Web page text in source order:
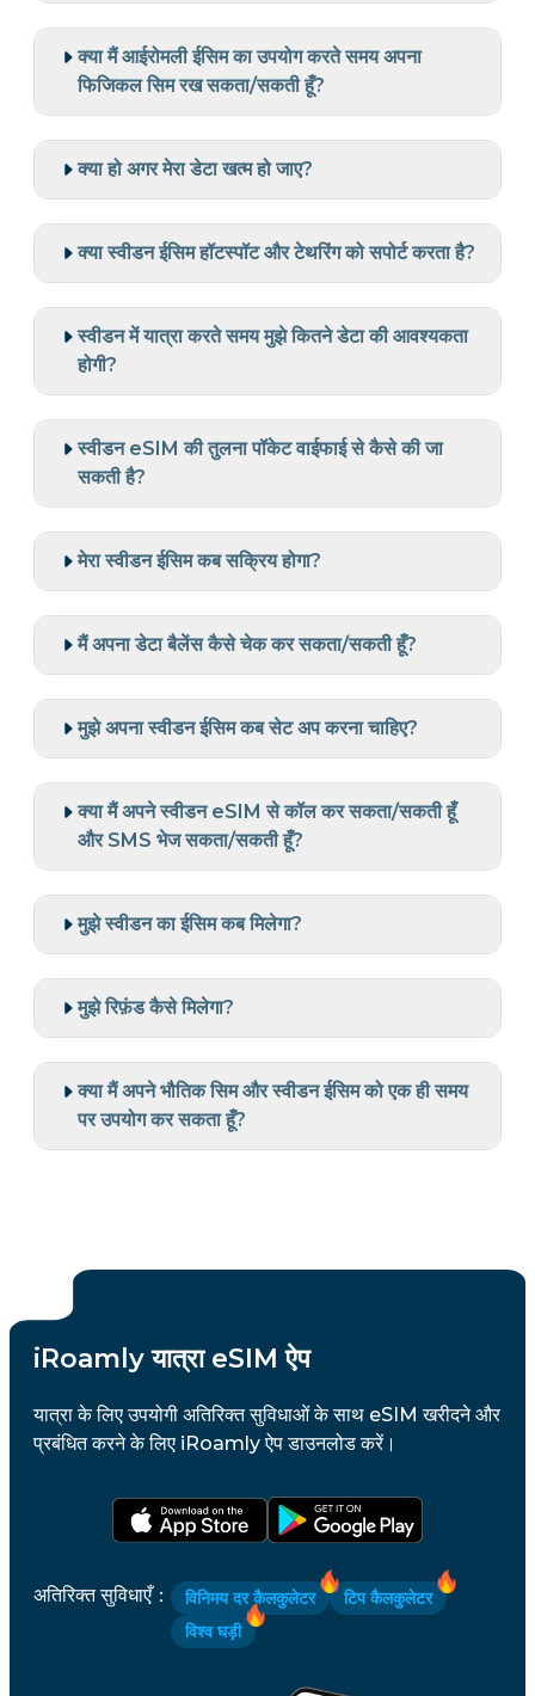
क्या मैं आईरोमली ईसिम का उपयोग करते समय अपना
फिजिकल सिम रख सकता/सकती हूँ?
क्या हो अगर मेरा डेटा खत्म हो जाए?
क्या स्वीडन ईसिम हॉटस्पॉट और टेथरिंग को सपोर्ट करता है?
स्वीडन में यात्रा करते समय मुझे कितने डेटा की आवश्यकता
होगी?
स्वीडन eSIM की तुलना पॉकेट वाईफाई से कैसे की जा
सकती है?
मेरा स्वीडन ईसिम कब सक्रिय होगा?
मैं अपना डेटा बैलेंस कैसे चेक कर सकता/सकती हूँ?
मुझे अपना स्वीडन ईसिम कब सेट अप करना चाहिए?
क्या मैं अपने स्वीडन eSIM से कॉल कर सकता/सकती हूँ
और SMS भेज सकता/सकती हूँ?
मुझे स्वीडन का ईसिम कब मिलेगा?
मुझे रिफ़ंड कैसे मिलेगा?
क्या मैं अपने भौतिक सिम और स्वीडन ईसिम को एक ही समय
पर उपयोग कर सकता हूँ?
iRoamly यात्रा eSIM ऐप
यात्रा के लिए उपयोगी अतिरिक्त सुविधाओं के साथ eSIM खरीदने और
प्रबंधित करने के लिए iRoamly ऐप डाउनलोड करें।
अतिरिक्त सुविधाएँ： विनिमय दर कैलकुलेटर
टिप कैलकुलेटर
विश्व घड़ी